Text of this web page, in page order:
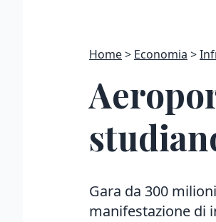
Home Economia
Gara da 300
manifestazione di